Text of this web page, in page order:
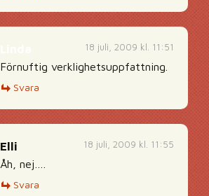
18 juli, 2009 kl. 11:51
Förnuftig verklighetsuppfattning.
Svara
18 juli, 2009 kl. 11:55
Elli
Åh, nej….
Svara